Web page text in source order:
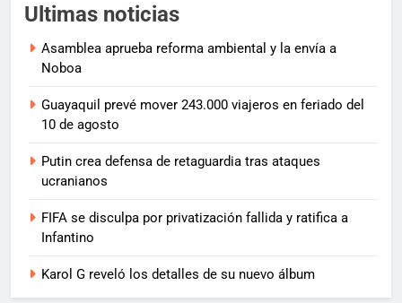
Ultimas noticias
Asamblea aprueba reforma ambiental y la envía a
Noboa
Guayaquil prevé mover 243.000 viajeros en feriado del
10 de agosto
Putin crea defensa de retaguardia tras ataques
ucranianos
FIFA se disculpa por privatización fallida y ratifica a
Infantino
Karol G reveló los detalles de su nuevo álbum